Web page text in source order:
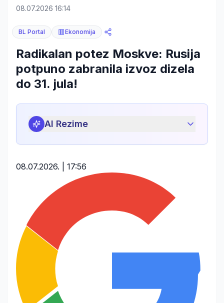
08.07.2026 16:14
BL Portal Ekonomija
Radikalan potez Moskve: Rusija
potpuno zabranila izvoz dizela
do 31. jula!
AI Rezime
08.07.2026. | 17:56